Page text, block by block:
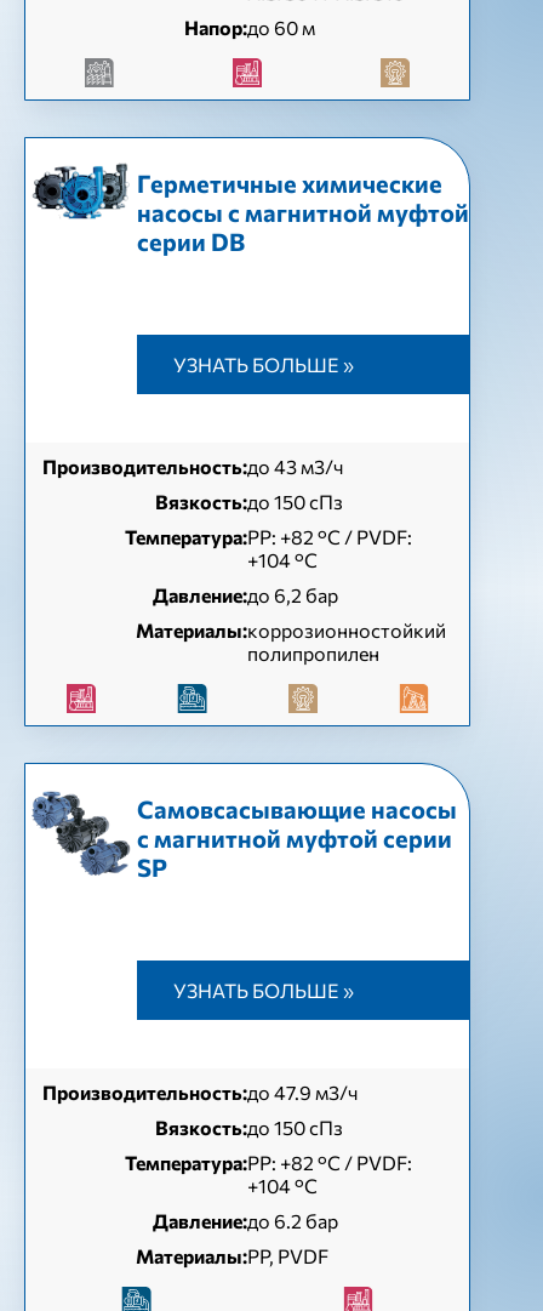
Напор:до 60 м
Герметичные химические
насосы с магнитной муфтой
серии DB
УЗНАТЬ БОЛЬШЕ »
Производительность:до 43 м3/ч
Вязкость:до 150 сПз
Температура:РР: +82 °С / PVDF:
+104 °С
Давление:до 6,2 бар
Материалы:коррозионностойкий
полипропилен
Самовсасывающие насосы
с магнитной муфтой серии
SP
УЗНАТЬ БОЛЬШЕ »
Производительность:до 47.9 м3/ч
Вязкость:до 150 сПз
Температура:РР: +82 °С / PVDF:
+104 °С
Давление:до 6.2 бар
Материалы:PP, PVDF